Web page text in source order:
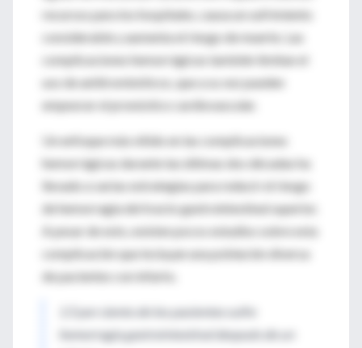
recursos para los hospitales, causa un sufrimiento
considerable y aumenta el riesgo de muerte. Las
complicaciones hemorrágicas también limitan el
uso de antitrombóticos, que a su vez pueden
empeorar el pronóstico cardiovascular.
Un enfoque más nítido en las complicaciones
hemorrágicas durante las últimas dos décadas ha
llevado a varias estrategias para reducir el riesgo
de hemorragia del tracto gastrointestinal superior.
A pesar de esto, existen pocos estudios sobre esta
complicación que incluyan una población diversa
de pacientes con infarto.
1.5 por ciento de los pacientes sufre
hemorragia gastrointestinal después de un